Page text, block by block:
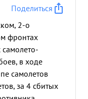
Поделиться
2-о
фронтах
в ходе
самолетов
за 4 сбитых